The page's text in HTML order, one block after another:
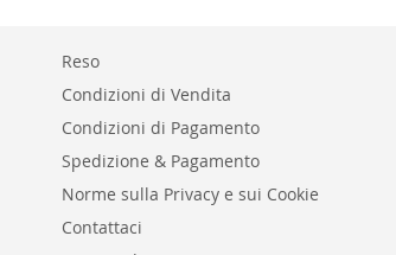
Reso
Condizioni di Vendita
Condizioni di Pagamento
Spedizione & Pagamento
Norme sulla Privacy e sui Cookie
Contattaci